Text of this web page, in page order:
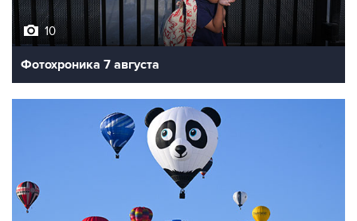
10
Фотохроника 7 августа